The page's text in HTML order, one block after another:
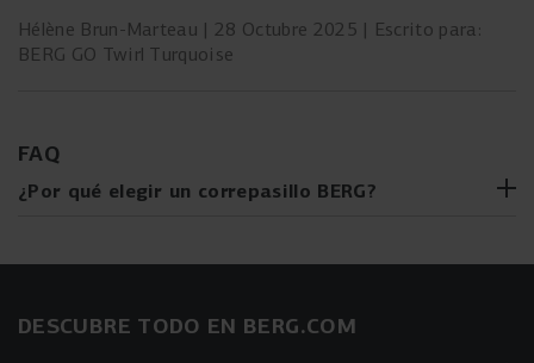
Hélène Brun-Marteau
28 Octubre 2025
Escrito para:
BERG GO Twirl Turquoise
FAQ
¿Por qué elegir un correpasillo BERG?
1 con pedales plegables, lo que permite usarlo tanto como
DESCUBRE TODO EN BERG.COM